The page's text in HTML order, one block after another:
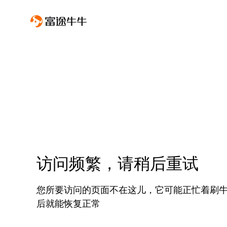
访问频繁，请稍后重试
您所要访问的页面不在这儿，它可能正忙着刷
后就能恢复正常